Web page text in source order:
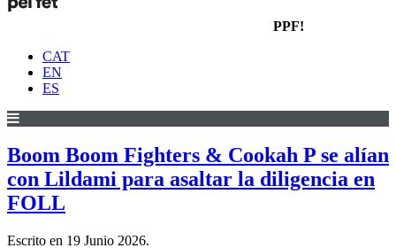
PPF!
CAT
EN
ES
Boom Boom Fighters & Cookah P se alían
con Lildami para asaltar la diligencia en
FOLL
Escrito en 19 Junio 2026.